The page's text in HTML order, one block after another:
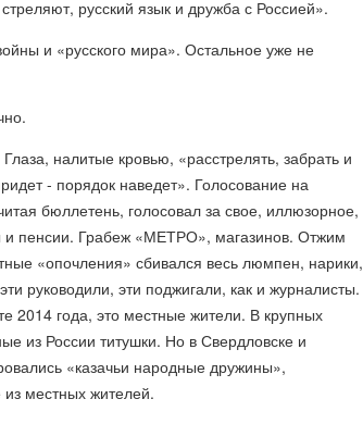
русский язык и дружба с Россией».
и «русского мира». Остальное уже не
налитые кровью, «расстрелять, забрать и
- порядок наведет». Голосование на
бюллетень, голосовал за свое, иллюзорное,
и пенсии. Грабеж «МЕТРО», магазинов. Отжим
«опочления» сбивался весь люмпен, нарики,
руководили, эти поджигали, как и журналисты.
2014 года, это местные жители. В крупных
из России титушки. Но в Свердловске и
«казачьи народные дружины»,
местных жителей.